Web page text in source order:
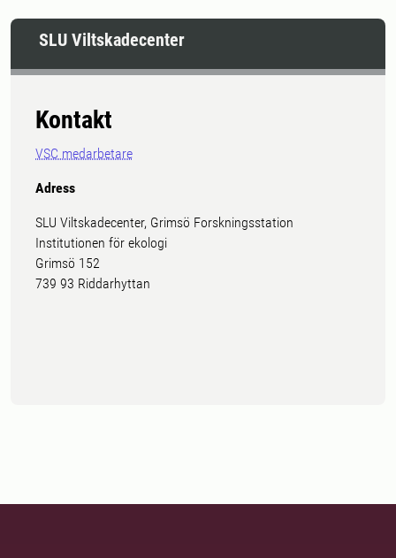
SLU Viltskadecenter
Kontakt
VSC medarbetare
Adress
SLU Viltskadecenter, Grimsö Forskningsstation
Institutionen för ekologi
Grimsö 152
739 93 Riddarhyttan